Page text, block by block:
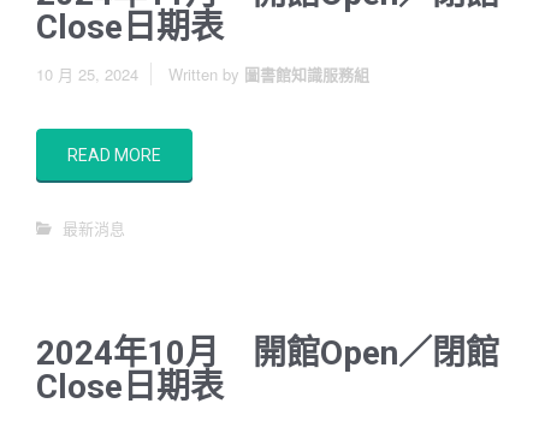
Close日期表
10 月 25, 2024 Written by 圖書館知識服務組
READ MORE
最新消息
2024年10月 開館Open／閉館
Close日期表